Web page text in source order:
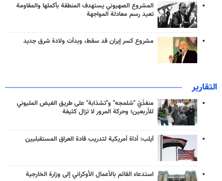
المشروع الصهيوني يستهدف المنطقة بأكملها والمقاومة
تعيد رسم معادلة المواجهة
مشروع كسر إيران قد سقط، وبدأت ولادة شرق جديد
التقارير
منفذَيّ "شلمجه" و"تشذابة" على طريق الفيض المليوني
للأربعين؛ وحركة المرور لا تزال كثيفة
آيلب: أداة أمريكية لتدريب قادة العراق المستقبليين
استدعاء القائم بالأعمال الأوكراني إلى وزارة الخارجية